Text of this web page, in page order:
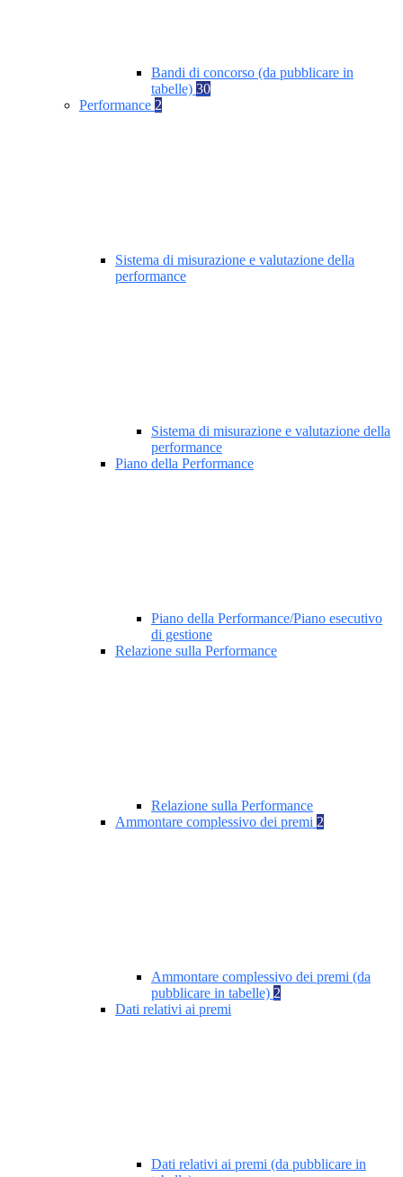
Bandi di concorso (da pubblicare in
tabelle) 30
Performance 2
Sistema di misurazione e valutazione della
performance
Sistema di misurazione e valutazione della
performance
Piano della Performance
Piano della Performance/Piano esecutivo
di gestione
Relazione sulla Performance
Relazione sulla Performance
Ammontare complessivo dei premi 2
Ammontare complessivo dei premi (da
pubblicare in tabelle) 2
Dati relativi ai premi
Dati relativi ai premi (da pubblicare in